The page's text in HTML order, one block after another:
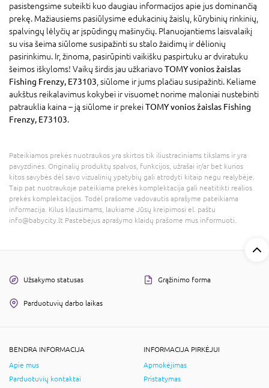
pasistengsime suteikti kuo daugiau informacijos apie jus dominančią
prekę. Mažiausiems pasiūlysime edukacinių žaislų, kūrybinių rinkinių,
spalvingų lėlyčių ar įspūdingų mašinyčių. Planuojantiems laisvalaikį
su visa šeima siūlome susipažinti su stalo žaidimų ir dėlionių
pasirinkimu. Ir, žinoma, pasirūpinti vaikišku paspirtuku ar dviratuku
šeimos iškyloms! Vaikų širdis jau užkariavoTOMY vonios žaislas
Fishing Frenzy, E73103 , siūlome ir jums plačiau susipažinti. Keliame
aukštus reikalavimus kokybei ir visuomet norime maloniai nustebinti
patrauklia kaina – ją siūlome ir prekeiTOMY vonios žaislas Fishing
Frenzy, E73103.
Pateikiamos prekės nuotraukos yra skirtos tik iliustraciniams tikslams ir yra
pavyzdinės. Originalių produktų spalvos, funkcijos, užrašai ir/ar bet kurios
kitos savybės dėl savo vizualinių ypatybių gali atrodyti kitaip negu realybėje.
Taip pat nuotraukoje pateikiama prekės komplektacija gali neatitikti realios
prekės komplektacijos. Todėl prašome vadovautis aprašyme pateikiama
informacija. Kilus klausimams, laukiame Jūsų kreipimosi el. paštu
info@babycity.lt Pastebėjus aprašymo klaidų prašome mus informuoti.
Užsakymo statusas Grąžinimo forma
Parduotuvių darbo laikas
BENDRA INFORMACIJA
Apie mus
Parduotuvių kontaktai
INFORMACIJA PIRKĖJUI
Apmokėjimas
Pristatymas